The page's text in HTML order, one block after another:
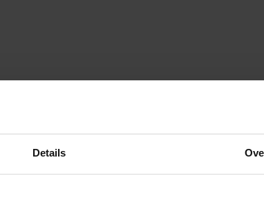
Details
bijna € 730.000 aan onbetaalde loonheffing en
dat dit niet